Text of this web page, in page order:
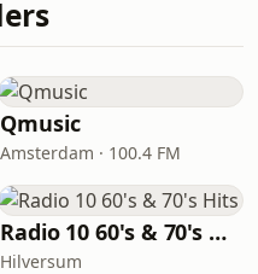
Qmusic
Amsterdam · 100.4 FM
Radio 10 60's & 70's Hits
Hilversum